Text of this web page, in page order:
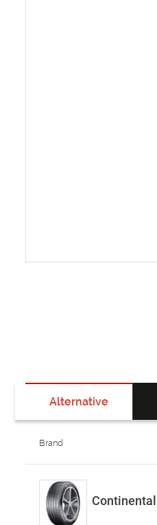
Alternative
Brand
Continental